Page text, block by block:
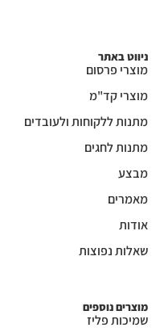
ניווט באתר
מוצרי פרסום
מוצרי קד"מ
מתנות ללקוחות ולעובדים
מתנות לחגים
מבצע
מאמרים
אודות
שאלות נפוצות
מוצרים נוספים
שמיכות פליז